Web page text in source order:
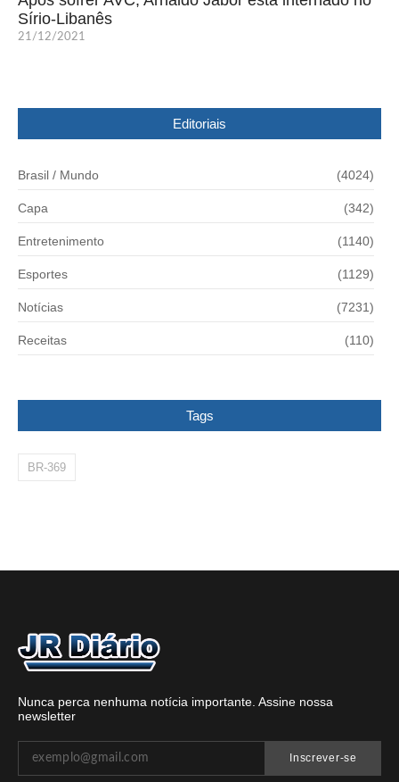
Sírio-Libanês
21/12/2021
Editoriais
Brasil / Mundo (4024)
Capa (342)
Entretenimento (1140)
Esportes (1129)
Notícias (7231)
Receitas (110)
Tags
BR-369
Nunca perca nenhuma notícia importante. Assine nossa
newsletter
Inscrever-se